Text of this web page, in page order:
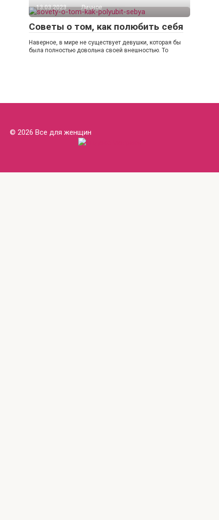
13.03.2023 Личное
Советы о том, как полюбить себя
Наверное, в мире не существует девушки, которая бы
была полностью довольна своей внешностью. То
© 2026 Все для женщин